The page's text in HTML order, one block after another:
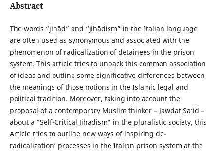
Abstract
The words “jihād” and “jihādism” in the Italian language
are often used as synonymous and associated with the
phenomenon of radicalization of detainees in the prison
system. This article tries to unpack this common association
of ideas and outline some significative differences between
the meanings of those notions in the Islamic legal and
political tradition. Moreover, taking into account the
proposal of a contemporary Muslim thinker – Jawdat Sa‘id –
about a “Self-Critical Jihadism” in the pluralistic society, this
Article tries to outline new ways of inspiring de-
radicalization’ processes in the Italian prison system at the